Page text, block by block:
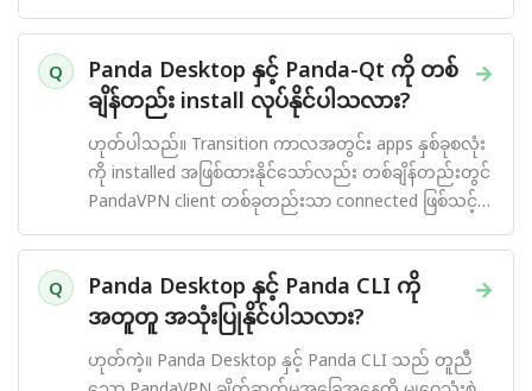
ထားသည်။
Q →
Panda Desktop နှင့် Panda-Qt ကို တစ်
ချိန်တည်း install လုပ်နိုင်ပါသလား?
ဟုတ်ပါသည်။ Transition ကာလအတွင်း apps နှစ်ခုစလုံး
ကို installed အဖြစ်ထားနိုင်သော်လည်း တစ်ချိန်တည်းတွင်
PandaVPN client တစ်ခုတည်းသာ connected ဖြစ်သင့်
ပါသည်။
Q →
Panda Desktop နှင့် Panda CLI ကို
အတူတူ အသုံးပြုနိုင်ပါသလား?
ဟုတ်ကဲ့။ Panda Desktop နှင့် Panda CLI သည် တူညီ